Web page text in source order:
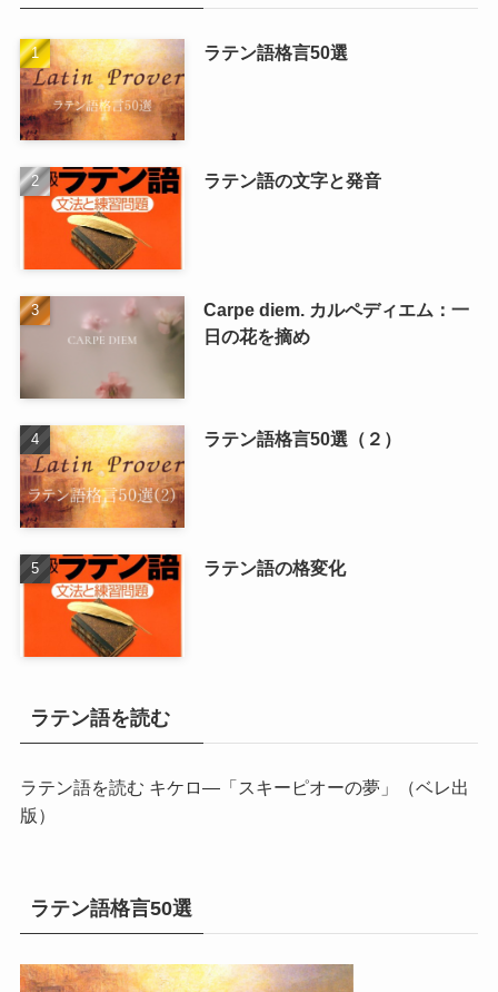
ラテン語格言50選
ラテン語の文字と発音
Carpe diem. カルペディエム：一
日の花を摘め
ラテン語格言50選（２）
ラテン語の格変化
ラテン語を読む
ラテン語を読む キケロ―「スキーピオーの夢」
（ベレ出
版）
ラテン語格言50選